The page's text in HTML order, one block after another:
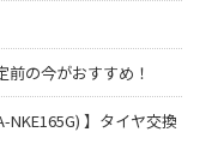
の今がおすすめ！
NKE165G) 】タイヤ交換